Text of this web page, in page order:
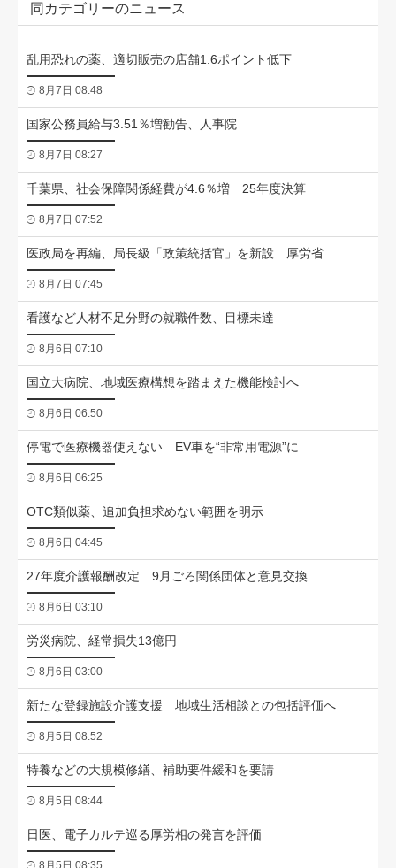
同カテゴリーのニュース
乱用恐れの薬、適切販売の店舗1.6ポイント低下
8月7日 08:48
国家公務員給与3.51％増勧告、人事院
8月7日 08:27
千葉県、社会保障関係経費が4.6％増 25年度決算
8月7日 07:52
医政局を再編、局長級「政策統括官」を新設 厚労省
8月7日 07:45
看護など人材不足分野の就職件数、目標未達
8月6日 07:10
国立大病院、地域医療構想を踏まえた機能検討へ
8月6日 06:50
停電で医療機器使えない EV車を“非常用電源”に
8月6日 06:25
OTC類似薬、追加負担求めない範囲を明示
8月6日 04:45
27年度介護報酬改定 9月ごろ関係団体と意見交換
8月6日 03:10
労災病院、経常損失13億円
8月6日 03:00
新たな登録施設介護支援 地域生活相談との包括評価へ
8月5日 08:52
特養などの大規模修繕、補助要件緩和を要請
8月5日 08:44
日医、電子カルテ巡る厚労相の発言を評価
8月5日 08:35